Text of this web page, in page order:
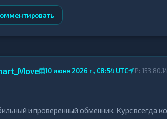
с предсказуемым результатом и
10 июня 2026 г., 08:54 UTC IP:
и проверенный обменник. Курс всегда